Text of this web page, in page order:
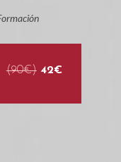
(90€) 42€